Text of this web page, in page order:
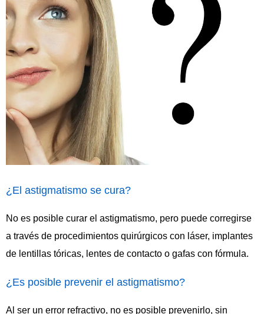
¿El astigmatismo se cura?
No es posible curar el astigmatismo, pero puede corregirse
a través de procedimientos quirúrgicos con láser, implantes
de lentillas tóricas, lentes de contacto o gafas con fórmula.
¿Es posible prevenir el astigmatismo?
Al ser un error refractivo, no es posible prevenirlo, sin